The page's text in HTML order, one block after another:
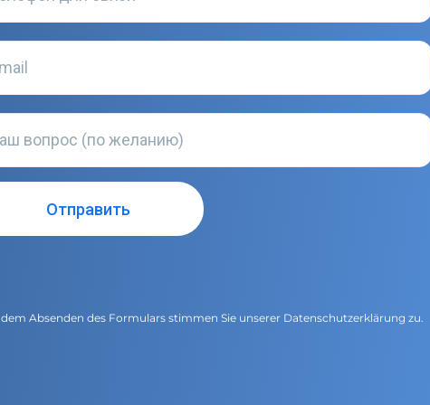
Absenden des Formulars stimmen Sie unserer Datenschutzerklärung zu.